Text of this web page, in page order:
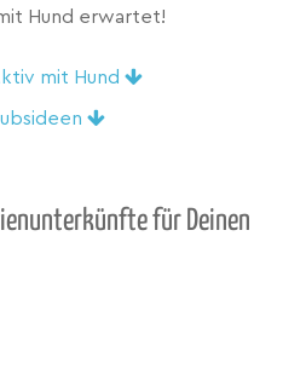
Hund erwartet!
mit Hund
für Deinen